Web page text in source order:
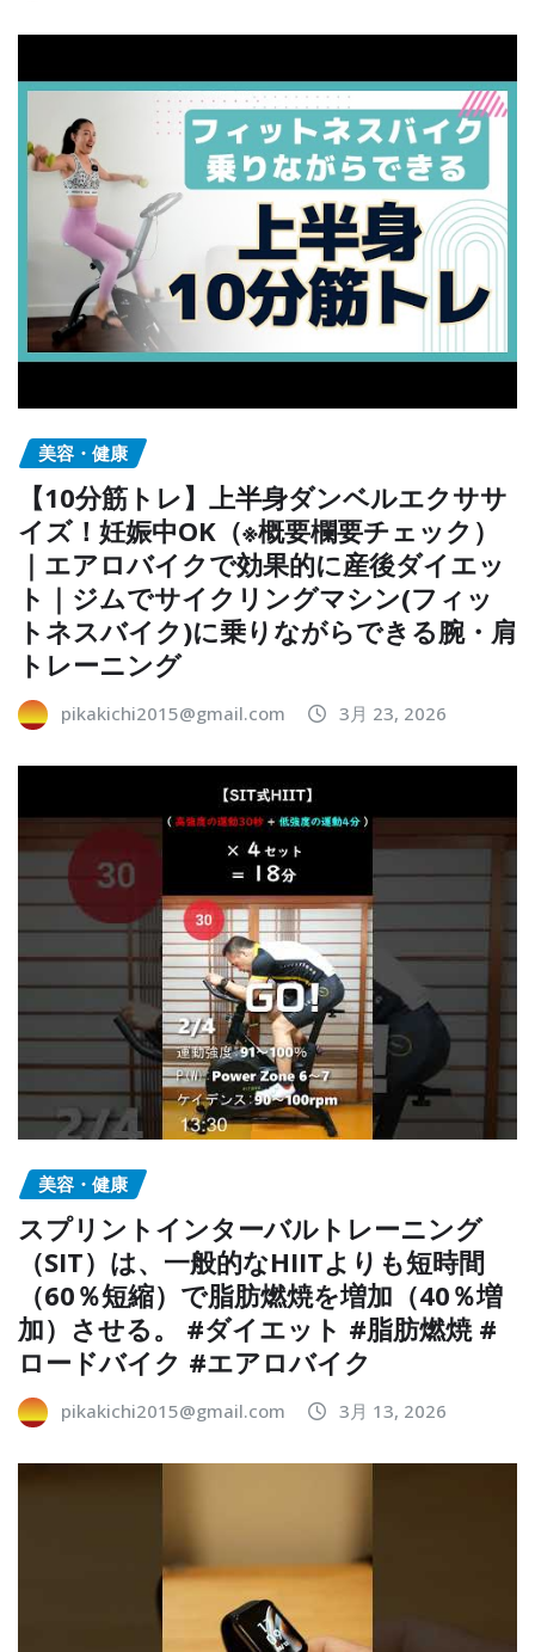
美容・健康
【10分筋トレ】上半身ダンベルエクササ
イズ！妊娠中OK（※概要欄要チェック）
｜エアロバイクで効果的に産後ダイエッ
ト｜ジムでサイクリングマシン(フィッ
トネスバイク)に乗りながらできる腕・肩
トレーニング
pikakichi2015@gmail.com 3月 23, 2026
美容・健康
スプリントインターバルトレーニング
（SIT）は、一般的なHIITよりも短時間
（60％短縮）で脂肪燃焼を増加（40％増
加）させる。 #ダイエット #脂肪燃焼 #
ロードバイク #エアロバイク
pikakichi2015@gmail.com 3月 13, 2026